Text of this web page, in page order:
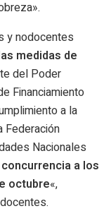
y nodocentes
medidas de
del Poder
Financiamiento
a la
Federación
Nacionales
concurrencia a los
octubre«,